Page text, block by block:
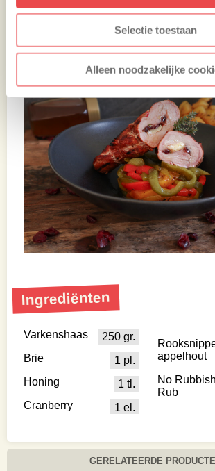
Selectie toestaan
Alleen noodzakelijke
plaats je gerecht in mijn story.
Ingrediënten
Varkenshaas
250 gr.
Brie
1 pl.
Honing
1 tl.
Cranberry
1 el.
appelhout
No
Rub
GERELATEERDE